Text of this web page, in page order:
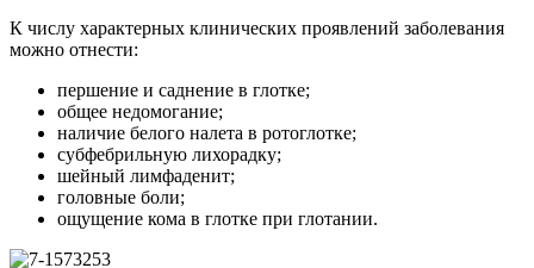
К числу характерных клинических проявлений заболевания
можно отнести:
першение и саднение в глотке;
общее недомогание;
наличие белого налета в ротоглотке;
субфебрильную лихорадку;
шейный лимфаденит;
головные боли;
ощущение кома в глотке при глотании.